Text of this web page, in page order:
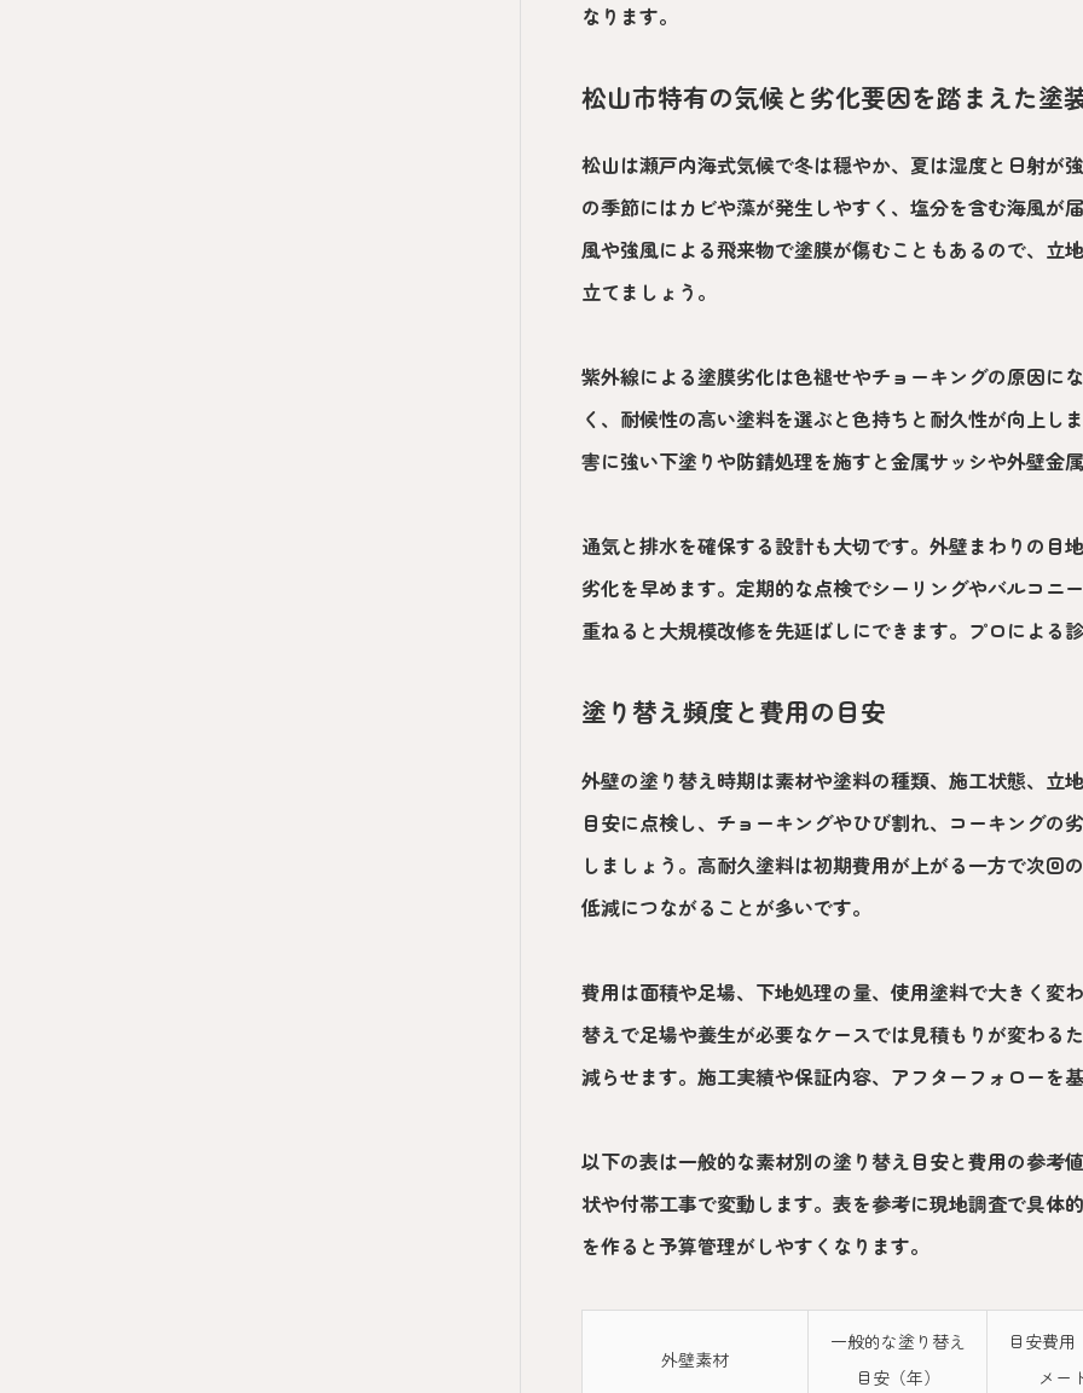
なります。
松山市特有の気候と劣化要因を踏まえた塗
松山は瀬戸内海式気候で冬は穏やか、夏は湿度と日射が
の季節にはカビや藻が発生しやすく、塩分を含む海風が
風や強風による飛来物で塗膜が傷むこともあるので、立
立てましょう。
紫外線による塗膜劣化は色褪せやチョーキングの原因に
く、耐候性の高い塗料を選ぶと色持ちと耐久性が向上し
害に強い下塗りや防錆処理を施すと金属サッシや外壁金
通気と排水を確保する設計も大切です。外壁まわりの目
劣化を早めます。定期的な点検でシーリングやバルコニ
重ねると大規模改修を先延ばしにできます。プロによる
塗り替え頻度と費用の目安
外壁の塗り替え時期は素材や塗料の種類、施工状態、立
目安に点検し、チョーキングやひび割れ、コーキングの
しましょう。高耐久塗料は初期費用が上がる一方で次回
低減につながることが多いです。
費用は面積や足場、下地処理の量、使用塗料で大きく変
替えで足場や養生が必要なケースでは見積もりが変わる
減らせます。施工実績や保証内容、アフターフォローを
以下の表は一般的な素材別の塗り替え目安と費用の参考
状や付帯工事で変動します。表を参考に現地調査で具体
を作ると予算管理がしやすくなります。
外壁素材
一般的な塗り替え
目安（年）
目安費
メー